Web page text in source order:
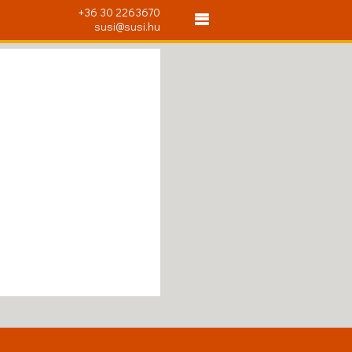
+36 30 2263670
susi@susi.hu